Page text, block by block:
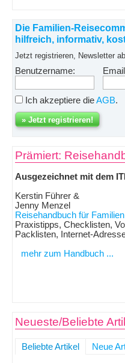
Die Familien-
hilfreich, informativ,
Jetzt registrieren, Newsletter
Benutzername:
Ich akzeptiere dieAGB.
Prämiert:
Ausgezeichnet mit dem
Kerstin Führer &
Jenny Menzel
Reisehandbuch für Familien
Praxistipps, Checklisten,
Packlisten, Internet-
mehr zum Handbuch ...
Neueste/Beliebte
Beliebte Artikel Neue